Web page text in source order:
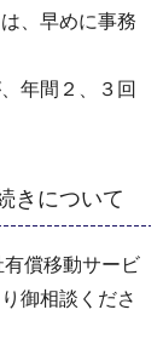
、早めに事務
年間２、３回
きについて
償移動サービ
御相談くださ